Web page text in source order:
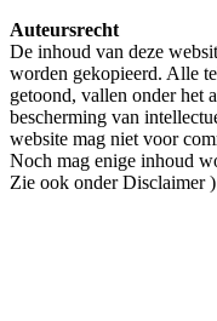
Auteursrecht
De inhoud van deze
worden gekopieerd. Alle
getoond, vallen onder het
bescherming van
website mag niet voor
Noch mag enige inhoud
Zie ook onder Disclaimer )